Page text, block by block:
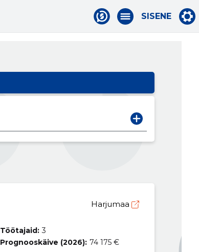
SISENE
Harjumaa
Töötajaid: 3
Prognooskäive (2026): 74 175 €